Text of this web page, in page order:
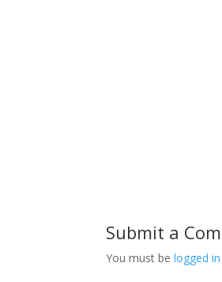
Submit a
You must belogged in